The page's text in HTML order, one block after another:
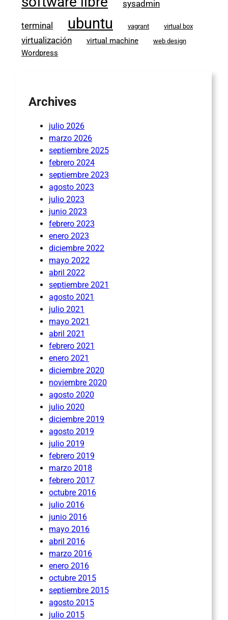
sysadmin
terminal ubuntu vagrant virtual box
virtualización virtual machine web design
Wordpress
Archives
julio 2026
marzo 2026
septiembre 2025
febrero 2024
septiembre 2023
agosto 2023
julio 2023
junio 2023
febrero 2023
enero 2023
diciembre 2022
mayo 2022
abril 2022
septiembre 2021
agosto 2021
julio 2021
mayo 2021
abril 2021
febrero 2021
enero 2021
diciembre 2020
noviembre 2020
agosto 2020
julio 2020
diciembre 2019
agosto 2019
julio 2019
febrero 2019
marzo 2018
febrero 2017
octubre 2016
julio 2016
junio 2016
mayo 2016
abril 2016
marzo 2016
enero 2016
octubre 2015
septiembre 2015
agosto 2015
julio 2015